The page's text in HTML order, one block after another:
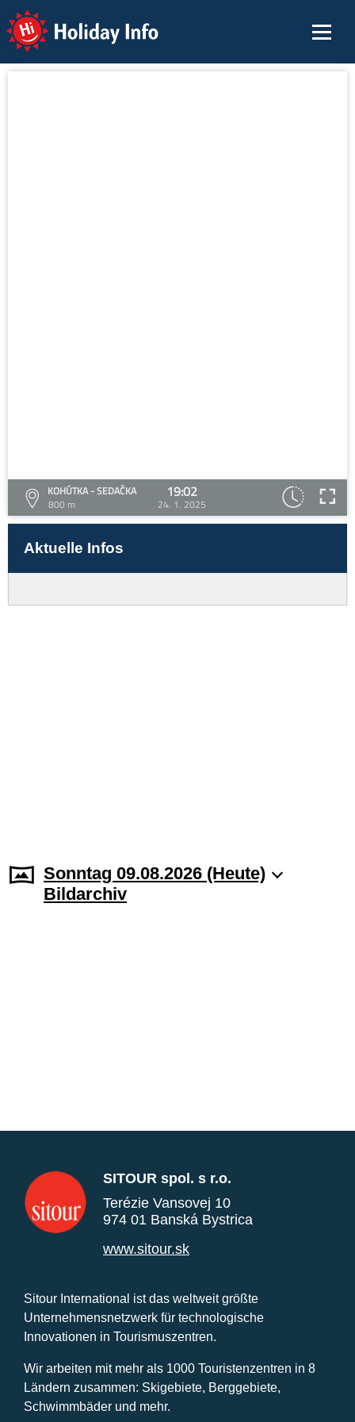
Holiday Info
KOHÚTKA - SEDAČKA
800 m
19:02
24. 1. 2025
Aktuelle Infos
Sonntag 09.08.2026 (Heute)
Bildarchiv
SITOUR spol. s r.o.
Terézie Vansovej 10
974 01 Banská Bystrica
www.sitour.sk
Sitour International ist das weltweit größte
Unternehmensnetzwerk für technologische
Innovationen in Tourismuszentren.
Wir arbeiten mit mehr als 1000 Touristenzentren in 8
Ländern zusammen: Skigebiete, Berggebiete,
Schwimmbäder und mehr.